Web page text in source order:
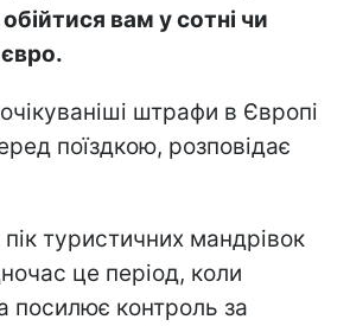
вам у сотні чи
євро.
штрафи в Європі
поїздкою, розповідає
пік туристичних мандрівок
це період, коли
посилює контроль за